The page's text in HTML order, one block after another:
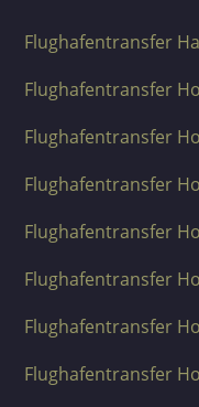
Flughafentransfer
Flughafentransfer
Flughafentransfer
Flughafentransfer
Flughafentransfer
Flughafentransfer
Flughafentransfer
Flughafentransfer